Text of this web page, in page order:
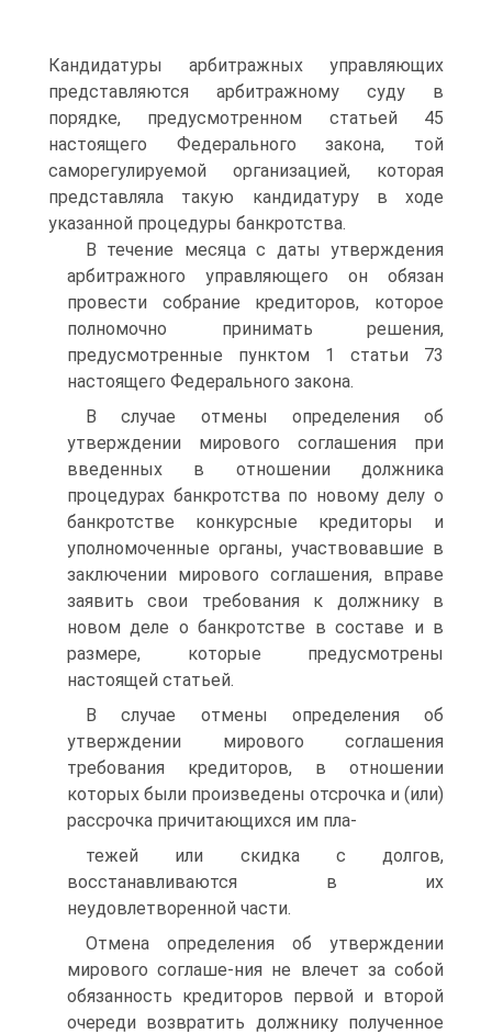
Кандидатуры арбитражных управляющих
представляются арбитражному суду в
порядке, предусмотренном статьей 45
настоящего Федерального закона, той
саморегулируемой организацией, которая
представляла такую кандидатуру в ходе
указанной процедуры банкротства.
В течение месяца с даты утверждения
арбитражного управляющего он обязан
провести собрание кредиторов, которое
полномочно принимать решения,
предусмотренные пунктом 1 статьи 73
настоящего Федерального закона.
В случае отмены определения об
утверждении мирового соглашения при
введенных в отношении должника
процедурах банкротства по новому делу о
банкротстве конкурсные кредиторы и
уполномоченные органы, участвовавшие в
заключении мирового соглашения, вправе
заявить свои требования к должнику в
новом деле о банкротстве в составе и в
размере, которые предусмотрены
настоящей статьей.
В случае отмены определения об
утверждении мирового соглашения
требования кредиторов, в отношении
которых были произведены отсрочка и (или)
рассрочка причитающихся им пла-
тежей или скидка с долгов,
восстанавливаются в их
неудовлетворенной части.
Отмена определения об утверждении
мирового соглаше-ния не влечет за собой
обязанность кредиторов первой и второй
очереди возвратить должнику полученное